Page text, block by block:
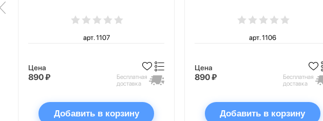
арт. 1107
Цена
890 ₽
Бесплатная
доставка
Добавить в корзину
арт. 1106
Цена
890 ₽
Бесплатная
доставка
Добавить в корзину